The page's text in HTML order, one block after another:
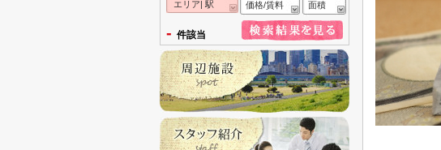
エリア| 駅 価格/賃料 面積
- 件該当